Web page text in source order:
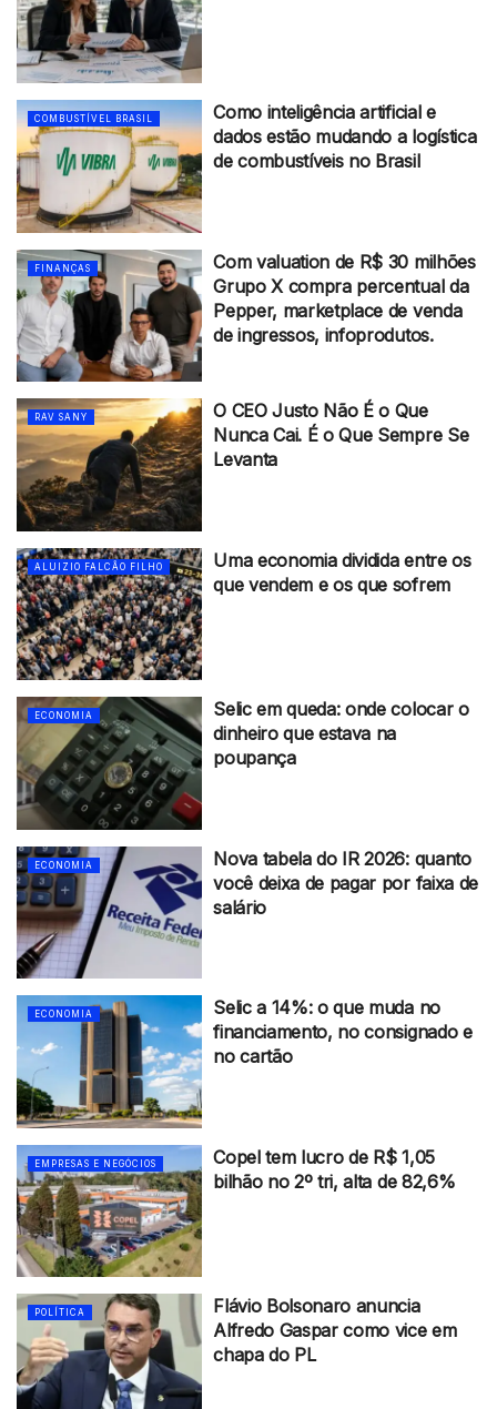
COMBUSTÍVEL BRASIL
Como inteligência artificial e
dados estão mudando a logística
de combustíveis no Brasil
FINANÇAS
Com valuation de R$ 30 milhões
Grupo X compra percentual da
Pepper, marketplace de venda
de ingressos, infoprodutos.
RAV SANY
O CEO Justo Não É o Que
Nunca Cai. É o Que Sempre Se
Levanta
ALUIZIO FALCÃO FILHO
Uma economia dividida entre os
que vendem e os que sofrem
ECONOMIA
Selic em queda: onde colocar o
dinheiro que estava na
poupança
ECONOMIA
Nova tabela do IR 2026: quanto
você deixa de pagar por faixa de
salário
ECONOMIA
Selic a 14%: o que muda no
financiamento, no consignado e
no cartão
EMPRESAS E NEGÓCIOS
Copel tem lucro de R$ 1,05
bilhão no 2º tri, alta de 82,6%
POLÍTICA
Flávio Bolsonaro anuncia
Alfredo Gaspar como vice em
chapa do PL